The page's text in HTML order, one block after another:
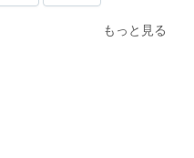
もっと見る